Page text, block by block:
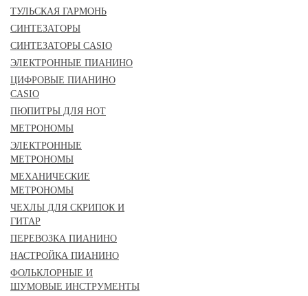
ТУЛЬСКАЯ ГАРМОНЬ
СИНТЕЗАТОРЫ
СИНТЕЗАТОРЫ CASIO
ЭЛЕКТРОННЫЕ ПИАНИНО
ЦИФРОВЫЕ ПИАНИНО
CASIO
ПЮПИТРЫ ДЛЯ НОТ
МЕТРОНОМЫ
ЭЛЕКТРОННЫЕ
МЕТРОНОМЫ
МЕХАНИЧЕСКИЕ
МЕТРОНОМЫ
ЧЕХЛЫ ДЛЯ СКРИПОК И
ГИТАР
ПЕРЕВОЗКА ПИАНИНО
НАСТРОЙКА ПИАНИНО
ФОЛЬКЛОРНЫЕ И
ШУМОВЫЕ ИНСТРУМЕНТЫ